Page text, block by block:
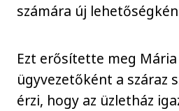
számára új
Ezt erősítette meg
ügyvezetőként a száraz
érzi, hogy az üzletház